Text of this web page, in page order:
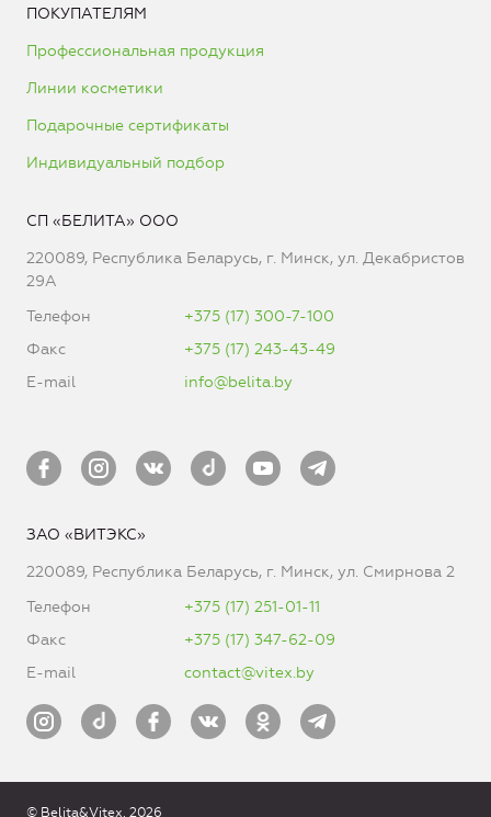
ПОКУПАТЕЛЯМ
Профессиональная продукция
Линии косметики
Подарочные сертификаты
Индивидуальный подбор
СП «БЕЛИТА» ООО
220089, Республика Беларусь, г. Минск, ул. Декабристов
29А
Телефон
+375 (17) 300-7-100
Факс
+375 (17) 243-43-49
E-mail
info@belita.by
ЗАО «ВИТЭКС»
220089, Республика Беларусь, г. Минск, ул. Смирнова 2
Телефон
+375 (17) 251-01-11
Факс
+375 (17) 347-62-09
E-mail
contact@vitex.by
© Belita&Vitex, 2026